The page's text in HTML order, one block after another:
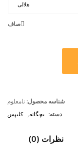
هلالی
صاف
شناسه محصول: نامعلوم
دسته: بچگانه کلیپس
نظرات (0)